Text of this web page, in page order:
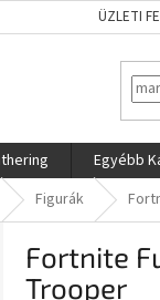
ÜZLETI
Egyébb
Figurák
Fortnite
Trooper